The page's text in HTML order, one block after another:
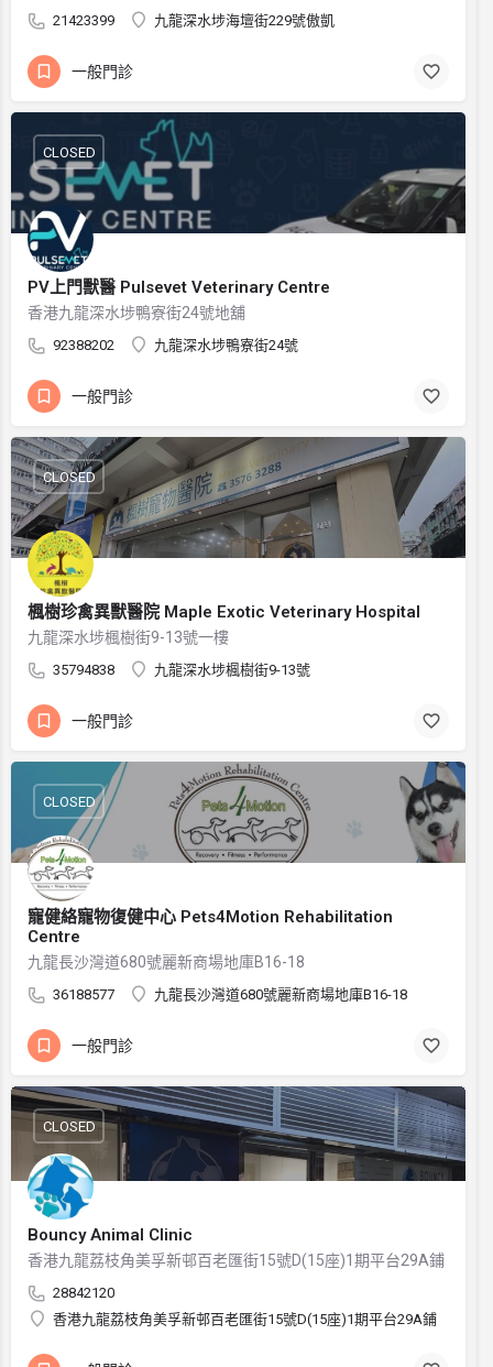
21423399 九龍深水埗海壇街229號傲凱
一般門診
PV上門獸醫 Pulsevet Veterinary Centre
香港九龍深水埗鴨寮街24號地舖
92388202 九龍深水埗鴨寮街24號
CLOSED
一般門診
楓樹珍禽異獸醫院 Maple Exotic Veterinary Hospital
九龍深水埗楓樹街9-13號一樓
35794838 九龍深水埗楓樹街9-13號
CLOSED
一般門診
寵健絡寵物復健中心 Pets4Motion Rehabilitation
Centre
九龍長沙灣道680號麗新商場地庫B16-18
36188577 九龍長沙灣道680號麗新商場地庫B16-18
CLOSED
一般門診
Bouncy Animal Clinic
香港九龍荔枝角美孚新邨百老匯街15號D(15座)1期平台29A鋪
28842120
香港九龍荔枝角美孚新邨百老匯街15號D(15座)1期平台29A鋪
CLOSED